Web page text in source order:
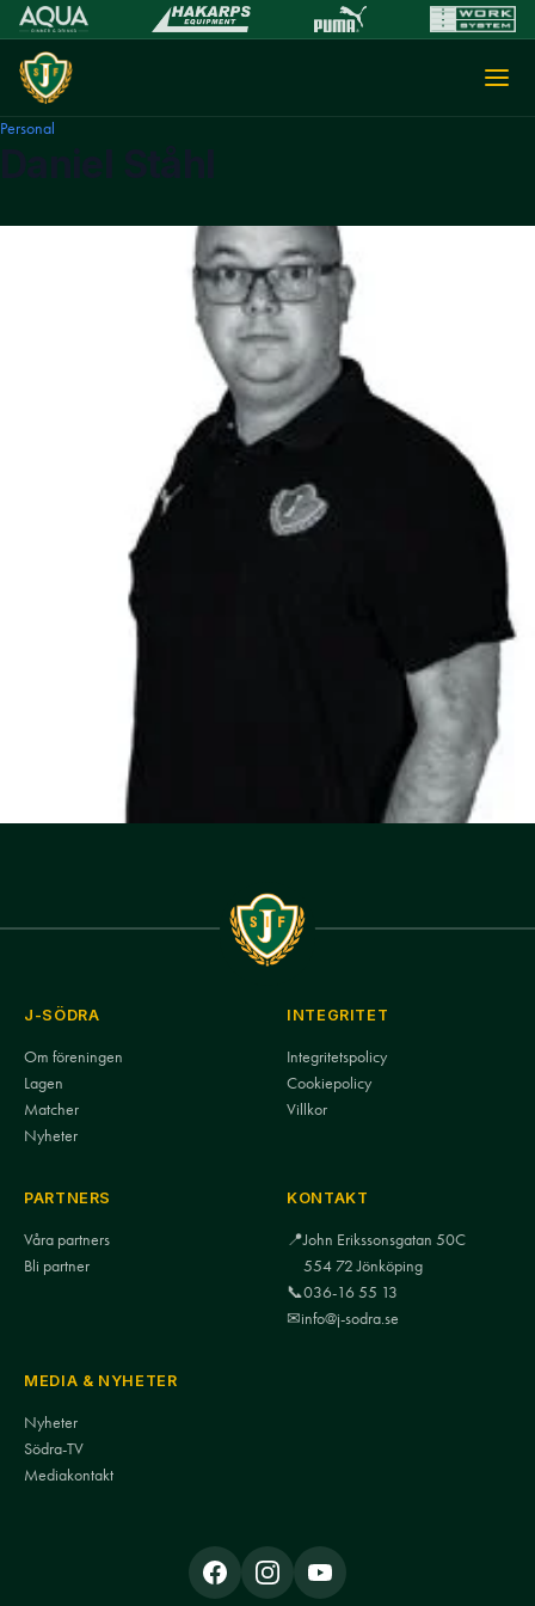
Personal
J-SÖDRA
Om föreningen
Lagen
Matcher
Nyheter
INTEGRITET
Integritetspolicy
Cookiepolicy
Villkor
PARTNERS
Våra partners
Bli partner
KONTAKT
📍John Erikssonsgatan 50C
554 72 Jönköping
📞036-16 55 13
✉info@j-sodra.se
MEDIA & NYHETER
Nyheter
Södra-TV
Mediakontakt